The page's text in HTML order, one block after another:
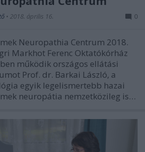
• 2018. április 16. 0
Neuropathia Centrum 2018.
Markhot Ferenc Oktatókórház
működik országos ellátási
Prof. dr. Barkai László, a
egyik legelismertebb hazai
neuropátia nemzetközileg is…